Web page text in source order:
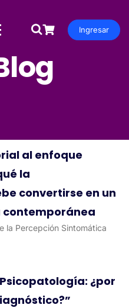
Ingresar
al enfoque
la
convertirse en un
contemporánea
la Percepción Sintomática
¿por